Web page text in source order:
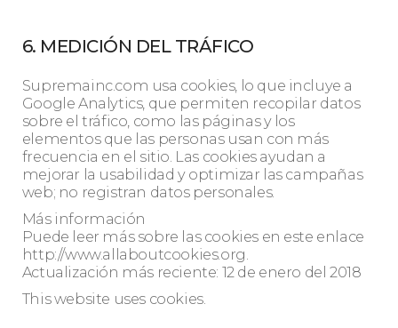
6. MEDICIÓN DEL TRÁFICO
Supremainc.com usa cookies, lo que incluye a
Google Analytics, que permiten recopilar datos
sobre el tráfico, como las páginas y los
elementos que las personas usan con más
frecuencia en el sitio. Las cookies ayudan a
mejorar la usabilidad y optimizar las campañas
web; no registran datos personales.
Más información
Puede leer más sobre las cookies en este enlace
http://www.allaboutcookies.org.
Actualización más reciente: 12 de enero del 2018
This website uses cookies.